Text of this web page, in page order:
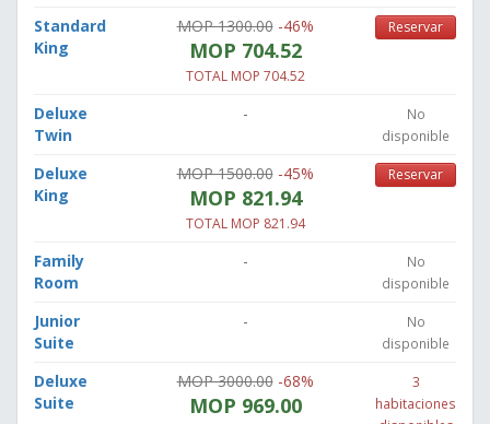
Standard
King
MOP 1300.00 -46%
MOP 704.52
TOTAL MOP 704.52
Reservar
Deluxe
Twin
-
No
disponible
Deluxe
King
MOP 1500.00 -45%
MOP 821.94
TOTAL MOP 821.94
Reservar
Family
Room
-
No
disponible
Junior
Suite
-
No
disponible
Deluxe
Suite
MOP 3000.00 -68%
MOP 969.00
3
habitaciones